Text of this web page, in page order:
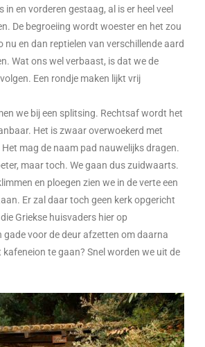
in en vorderen gestaag, al is er heel veel
De begroeiing wordt woester en het zou
nu en dan reptielen van verschillende aard
Wat ons wel verbaast, is dat we de
Een rondje maken lijkt vrij
we bij een splitsing. Rechtsaf wordt het
Het is zwaar overwoekerd met
mag de naam pad nauwelijks dragen.
maar toch. We gaan dus zuidwaarts.
en ploegen zien we in de verte een
Er zal daar toch geen kerk opgericht
Griekse huisvaders hier op
voor de deur afzetten om daarna
te gaan? Snel worden we uit de